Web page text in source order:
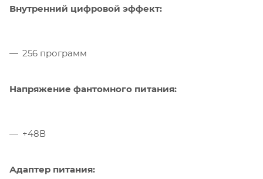
Внутренний цифровой эффект:
256 программ
Напряжение фантомного питания:
+48В
Адаптер питания: